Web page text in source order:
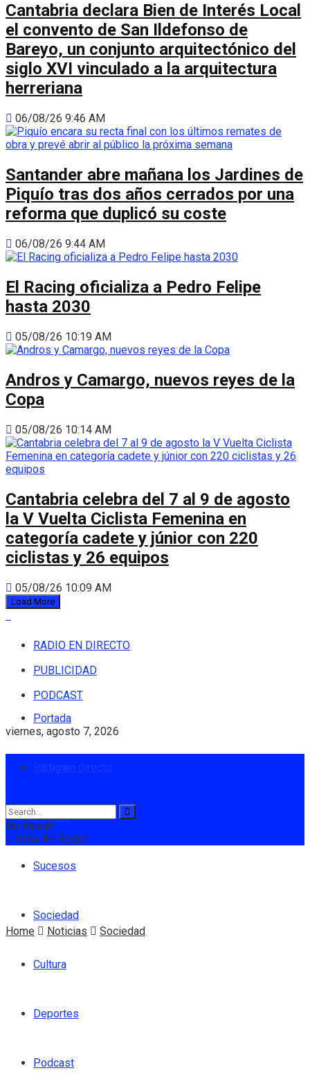
Cantabria declara Bien de Interés Local
el convento de San Ildefonso de
Bareyo, un conjunto arquitectónico del
siglo XVI vinculado a la arquitectura
herreriana
06/08/26 9:46 AM
Santander abre mañana los Jardines de
Piquío tras dos años cerrados por una
reforma que duplicó su coste
06/08/26 9:44 AM
El Racing oficializa a Pedro Felipe
hasta 2030
05/08/26 10:19 AM
Andros y Camargo, nuevos reyes de la
Copa
05/08/26 10:14 AM
Cantabria celebra del 7 al 9 de agosto
la V Vuelta Ciclista Femenina en
categoría cadete y júnior con 220
ciclistas y 26 equipos
05/08/26 10:09 AM
Load More
RADIO EN DIRECTO
PUBLICIDAD
PODCAST
viernes, agosto 7, 2026
Portada
Política
Sucesos
Sociedad
Cultura
Deportes
Podcast
No Result
View All Result
Home Noticias Sociedad